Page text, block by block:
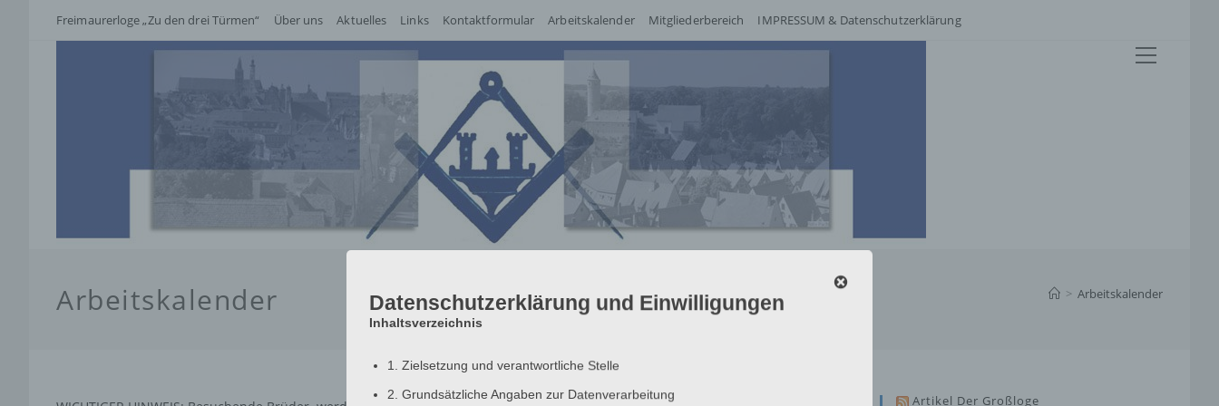
Freimaurerloge „Zu den drei Türmen“ Über uns Aktuelles Links Kontaktformular Arbeitskalender Mitgliederbereich IMPRESSUM & Datenschutzerklärung
Arbeitskalender > Arbeitskalender
Artikel Der Großloge
Datenschutzerklärung und Einwilligungen
Inhaltsverzeichnis
1. Zielsetzung und verantwortliche Stelle
2. Grundsätzliche Angaben zur Datenverarbeitung